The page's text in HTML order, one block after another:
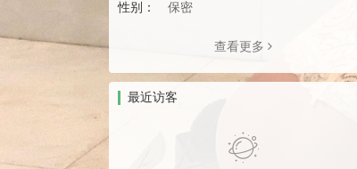
性别： 保密
查看更多
最近访客